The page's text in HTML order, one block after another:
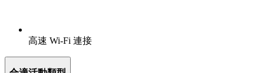
高速 Wi-Fi 連接